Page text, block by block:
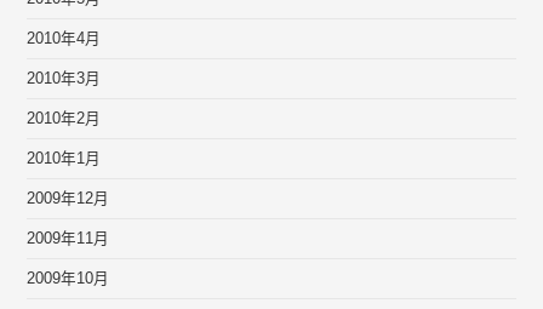
2010年4月
2010年3月
2010年2月
2010年1月
2009年12月
2009年11月
2009年10月